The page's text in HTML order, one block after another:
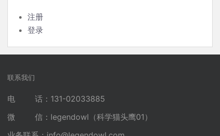
注册
登录
联系我们
电 话：131-02033885
微 信：legendowl（科学猫头鹰01）